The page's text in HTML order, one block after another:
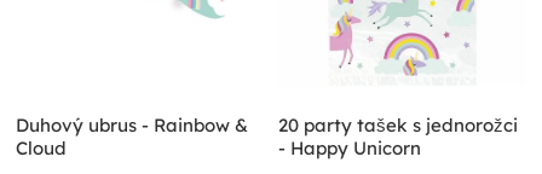
Duhový ubrus - Rainbow &
Cloud
20 party tašek s jednorožci
- Happy Unicorn